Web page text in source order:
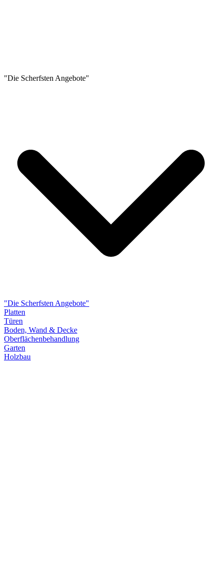
"Die Scherfsten Angebote"
"Die Scherfsten Angebote"
Platten
Türen
Boden, Wand & Decke
Oberflächenbehandlung
Garten
Holzbau